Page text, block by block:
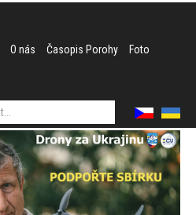
O nás Časopis Porohy Foto